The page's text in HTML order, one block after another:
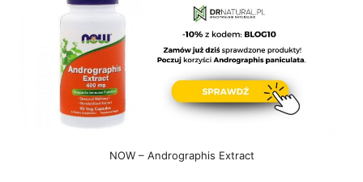
NOW – Andrographis Extract